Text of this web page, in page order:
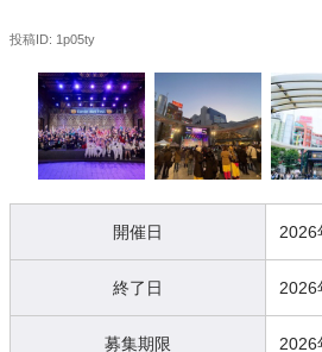
投稿ID: 1p05ty
開催日 2026
終了日 2026
募集期限 2026